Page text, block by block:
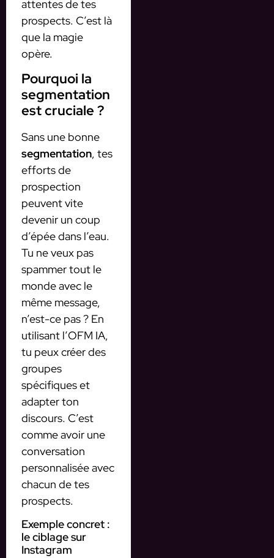
attentes de tes
prospects. C’est là
que la magie
opère.
Pourquoi la
segmentation
est cruciale ?
Sans une bonne
segmentation, tes
efforts de
prospection
peuvent vite
devenir un coup
d’épée dans l’eau.
Tu ne veux pas
spammer tout le
monde avec le
même message,
n’est-ce pas ? En
utilisant l’OFM IA,
tu peux créer des
groupes
spécifiques et
adapter ton
discours. C’est
comme avoir une
conversation
personnalisée avec
chacun de tes
prospects.
Exemple concret :
le ciblage sur
Instagram